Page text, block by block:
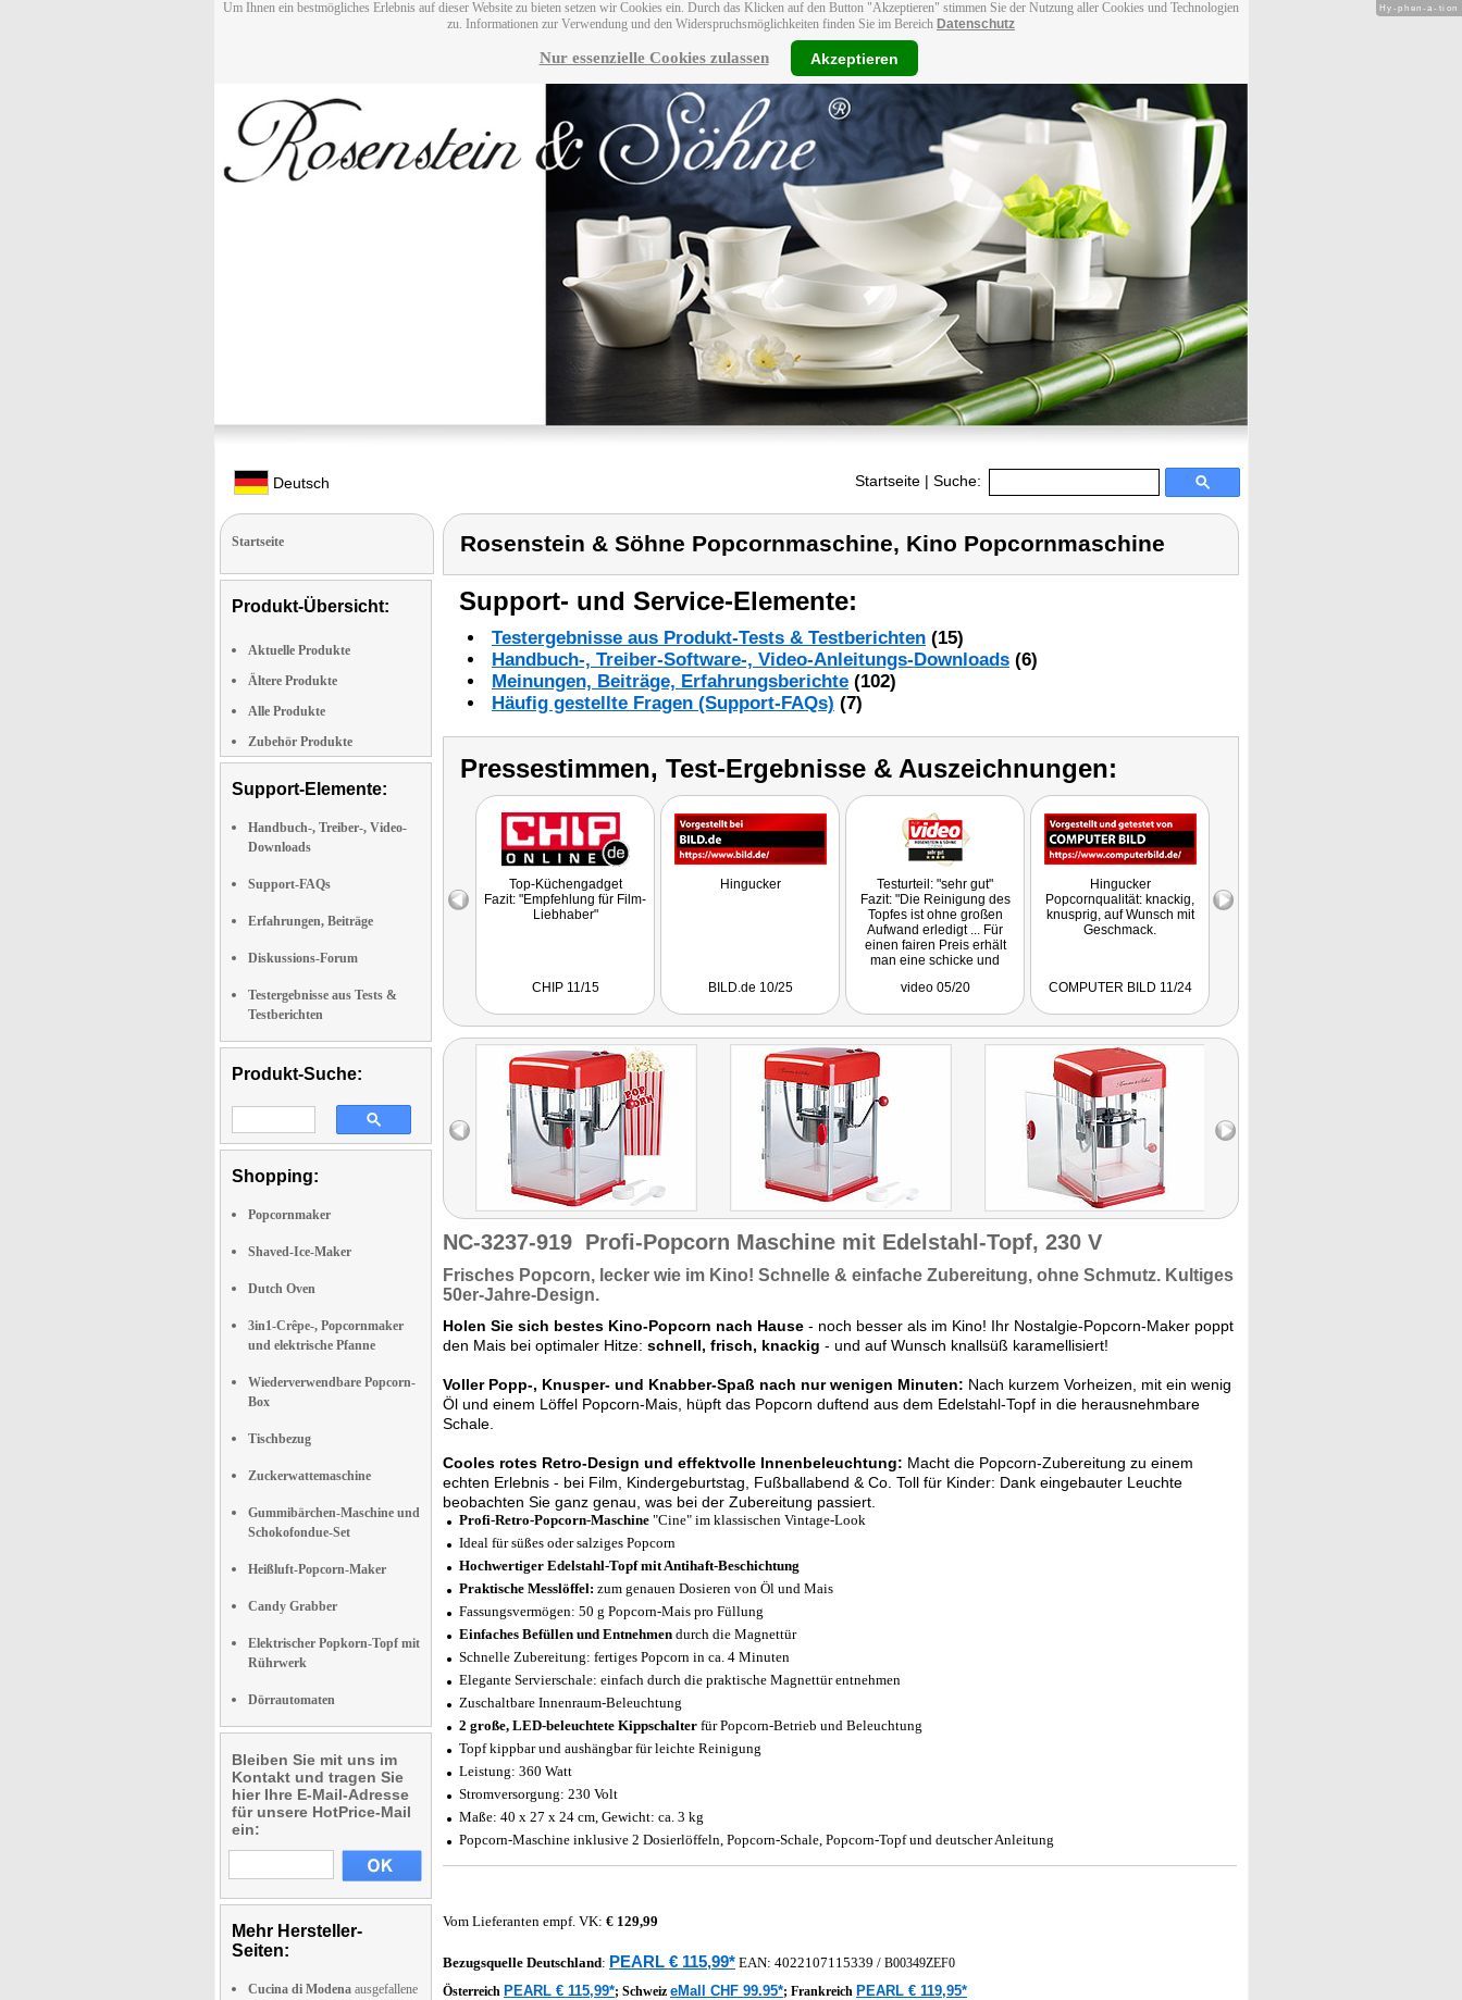
Um Ihnen ein bestmögliches Erlebnis auf dieser Website zu bieten setzen wir Cookies ein. Durch das Klicken auf den Button "Akzeptieren" stimmen Sie der Nutzung aller Cookies und Technologien
zu. Informationen zur Verwendung und den Widerspruchsmöglichkeiten finden Sie im Bereich Datenschutz
Nur essenzielle Cookies zulassen Akzeptieren
Deutsch Startseite | Suche:
Startseite
Produkt-Übersicht:
Aktuelle Produkte
Ältere Produkte
Alle Produkte
Zubehör Produkte
Support-Elemente:
Handbuch-, Treiber-, Video-
Downloads
Support-FAQs
Erfahrungen, Beiträge
Diskussions-Forum
Testergebnisse aus Tests &
Testberichten
Produkt-Suche:
Shopping:
Popcornmaker
Shaved-Ice-Maker
Dutch Oven
3in1-Crêpe-, Popcornmaker
und elektrische Pfanne
Wiederverwendbare Popcorn-
Box
Tischbezug
Zuckerwattemaschine
Gummibärchen-Maschine und
Schokofondue-Set
Heißluft-Popcorn-Maker
Candy Grabber
Elektrischer Popkorn-Topf mit
Rührwerk
Dörrautomaten
Bleiben Sie mit uns im
Kontakt und tragen Sie
hier Ihre E-Mail-Adresse
für unsere HotPrice-Mail
ein:
Mehr Hersteller-
Seiten:
Cucina di Modena ausgefallene
Rosenstein & Söhne Popcornmaschine, Kino Popcornmaschine
Support- und Service-Elemente:
Testergebnisse aus Produkt-Tests & Testberichten (15)
Handbuch-, Treiber-Software-, Video-Anleitungs-Downloads (6)
Meinungen, Beiträge, Erfahrungsberichte (102)
Häufig gestellte Fragen (Support-FAQs) (7)
Pressestimmen, Test-Ergebnisse & Auszeichnungen:
Top-Küchengadget
Fazit: "Empfehlung für Film-
Liebhaber"
CHIP 11/15
Hingucker
BILD.de 10/25
Testurteil: "sehr gut"
Fazit: "Die Reinigung des
Topfes ist ohne großen
Aufwand erledigt ... Für
einen fairen Preis erhält
man eine schicke und
leckeres Popocorn zaubert."
Getestet wurde das Set NX-
video 05/20
Hingucker
Popcornqualität: knackig,
knusprig, auf Wunsch mit
Geschmack.
COMPUTER BILD 11/24
NC-3237-919 Profi-Popcorn Maschine mit Edelstahl-Topf, 230 V
Frisches Popcorn, lecker wie im Kino! Schnelle & einfache Zubereitung, ohne Schmutz. Kultiges
50er-Jahre-Design.
Holen Sie sich bestes Kino-Popcorn nach Hause - noch besser als im Kino! Ihr Nostalgie-Popcorn-Maker poppt
den Mais bei optimaler Hitze: schnell, frisch, knackig - und auf Wunsch knallsüß karamellisiert!
Voller Popp-, Knusper- und Knabber-Spaß nach nur wenigen Minuten: Nach kurzem Vorheizen, mit ein wenig
Öl und einem Löffel Popcorn-Mais, hüpft das Popcorn duftend aus dem Edelstahl-Topf in die herausnehmbare
Schale.
Cooles rotes Retro-Design und effektvolle Innenbeleuchtung: Macht die Popcorn-Zubereitung zu einem
echten Erlebnis - bei Film, Kindergeburtstag, Fußballabend & Co. Toll für Kinder: Dank eingebauter Leuchte
beobachten Sie ganz genau, was bei der Zubereitung passiert.
Profi-Retro-Popcorn-Maschine "Cine" im klassischen Vintage-Look
Ideal für süßes oder salziges Popcorn
Hochwertiger Edelstahl-Topf mit Antihaft-Beschichtung
Praktische Messlöffel: zum genauen Dosieren von Öl und Mais
Fassungsvermögen: 50 g Popcorn-Mais pro Füllung
Einfaches Befüllen und Entnehmen durch die Magnettür
Schnelle Zubereitung: fertiges Popcorn in ca. 4 Minuten
Elegante Servierschale: einfach durch die praktische Magnettür entnehmen
Zuschaltbare Innenraum-Beleuchtung
2 große, LED-beleuchtete Kippschalter für Popcorn-Betrieb und Beleuchtung
Topf kippbar und aushängbar für leichte Reinigung
Leistung: 360 Watt
Stromversorgung: 230 Volt
Maße: 40 x 27 x 24 cm, Gewicht: ca. 3 kg
Popcorn-Maschine inklusive 2 Dosierlöffeln, Popcorn-Schale, Popcorn-Topf und deutscher Anleitung
Vom Lieferanten empf. VK: € 129,99
Bezugsquelle Deutschland: PEARL € 115,99* EAN: 4022107115339 / B00349ZEF0
Österreich PEARL € 115,99*; Schweiz eMall CHF 99.95*; Frankreich PEARL € 119,95*
Hy-phen-a-tion